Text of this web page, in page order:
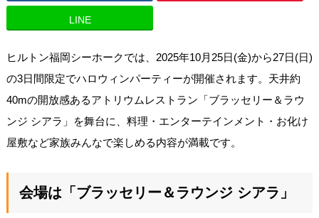
LINE
ヒルトン福岡シーホークでは、2025年10月25日(金)から27日(日)
の3日間限定でハロウィンパーティーが開催されます。天井約
40mの開放感あるアトリウムレストラン「ブラッセリー＆ラウ
ンジ シアラ」を舞台に、料理・エンターテインメント・お化け
屋敷など家族みんなで楽しめる内容が満載です。
会場は「ブラッセリー＆ラウンジ シアラ」